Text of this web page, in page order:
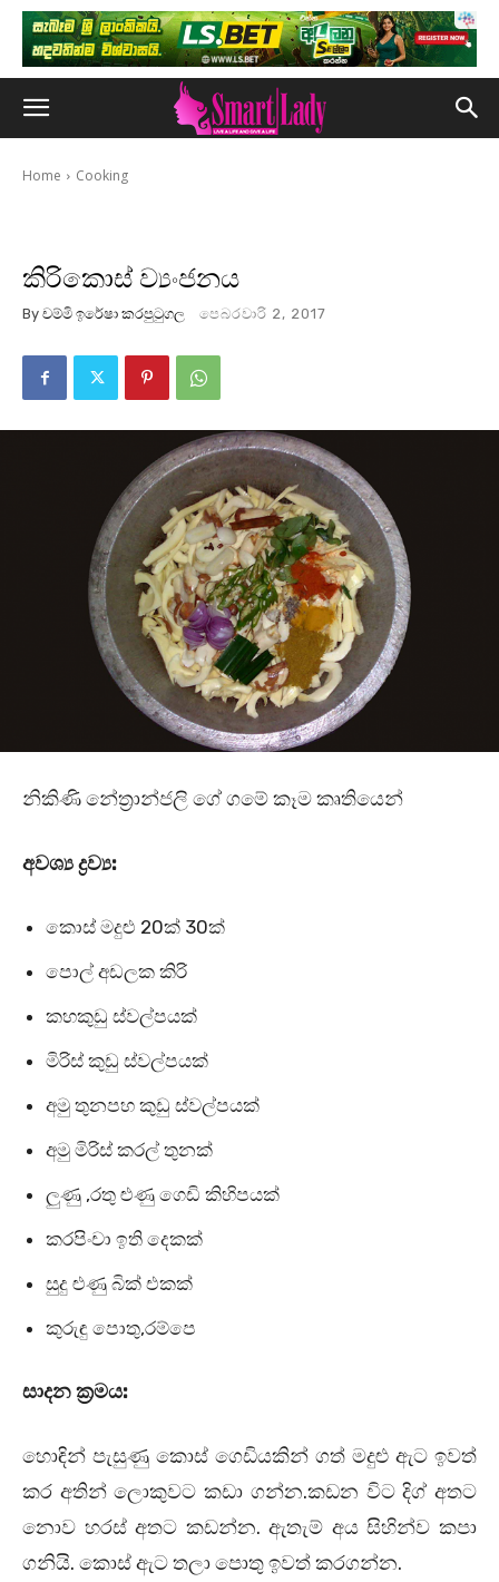
Home Cooking
කිරිකොස් ව්‍යංජනය
By චම්මි ඉරේෂා කරපුටුගල පෙබරවාරි 2, 2017
නිකිණි නේත්‍රාන්ජලි ගේ ගමේ කෑම කෘතියෙන්
අවශ්‍ය ද්‍රව්‍ය:
කොස් මදුළු 20ක් 30ක්
පොල් අඩලක කිරි
කහකුඩු ස්වල්පයක්
මිරිස් කුඩු ස්වල්පයක්
අමු තුනපහ කුඩු ස්වල්පයක්
අමු මිරිස් කරල් තුනක්
ලුණු ,රතු ළුණු ගෙඩි කිහිපයක්
කරපිංචා ඉති දෙකක්
සුදු ළුණු බික් එකක්
කුරුඳු පොතු,රම්පෙ
සාදන ක්‍රමය:
හොඳින් පැසුණු කොස් ගෙඩියකින් ගත් මදුළු ඇට ඉවත්
කර අතින් ලොකුවට කඩා ගන්න.කඩන විට දිග් අතට
නොව හරස් අතට කඩන්න.ඇතැම් අය සිහින්ව කපා
ගනියි. කොස් ඇට තලා පොතු ඉවත් කරගන්න.